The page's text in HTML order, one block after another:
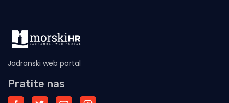
Jadranski web portal
Pratite nas